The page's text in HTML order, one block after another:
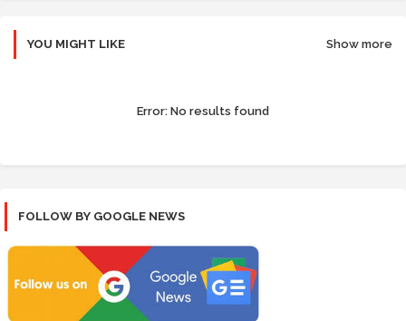
YOU MIGHT LIKE Show more
Error: No results found
FOLLOW BY GOOGLE NEWS